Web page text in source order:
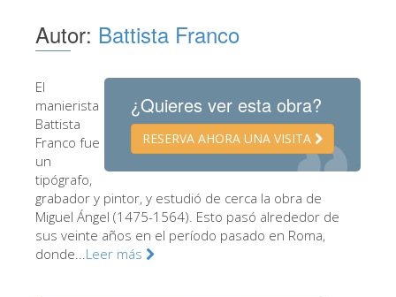
Los Artistas
Las nuevas salas
Museo del Bargello
Galería de la Academia
Autor: Battista Franco
¿Quieres ver esta obra?
RESERVA AHORA UNA VISITA
El
manierista
Battista
Franco fue
un
tipógrafo,
grabador y pintor, y estudió de cerca la obra de
Miguel Ángel (1475-1564). Esto pasó alrededor de
sus veinte años en el período pasado en Roma,
donde...Leer más